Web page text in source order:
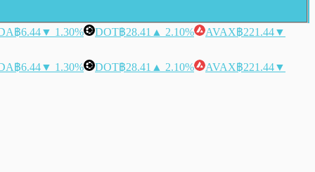
฿6.44▼ 1.30% DOT฿28.41 ▲ 2.10% AVAX฿221.44▼
฿6.44▼ 1.30% DOT฿28.41 ▲ 2.10% AVAX฿221.44▼